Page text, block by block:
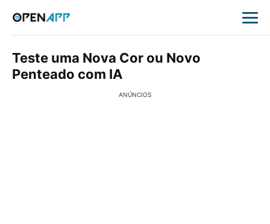
Teste uma Nova Cor ou Novo
Penteado com IA
ANÚNCIOS